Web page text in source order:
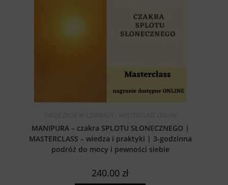
TWOJE ŻYCIE W CZAKRACH - MASTERCLASS ONLINE
MANIPURA – czakra SPLOTU SŁONECZNEGO |
MASTERCLASS – wiedza i praktyki | 3-godzinna
podróż do mocy i pewności siebie
240.00 zł